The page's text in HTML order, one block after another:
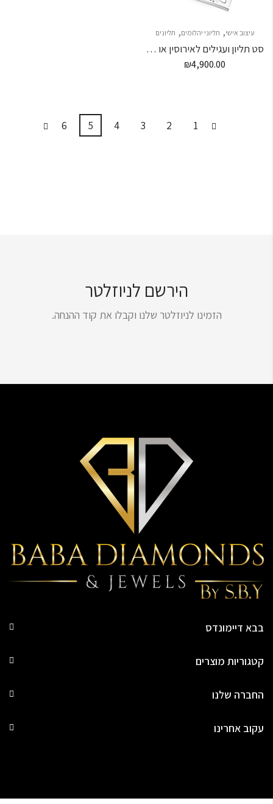
עיצוב אישי, תליוני יהלומים, תליונים
סט תליון ועגילים לאירוסין או חינה
₪4,900.00
1
2
3
4
5
6
הירשם לניוזלטר
הזמינו לניוזלטר שלנו וקבלו את קוד ההנחה.
בבא דיימונדס
קטגוריות מוצרים
החברה שלנו
עקוב אחרינו